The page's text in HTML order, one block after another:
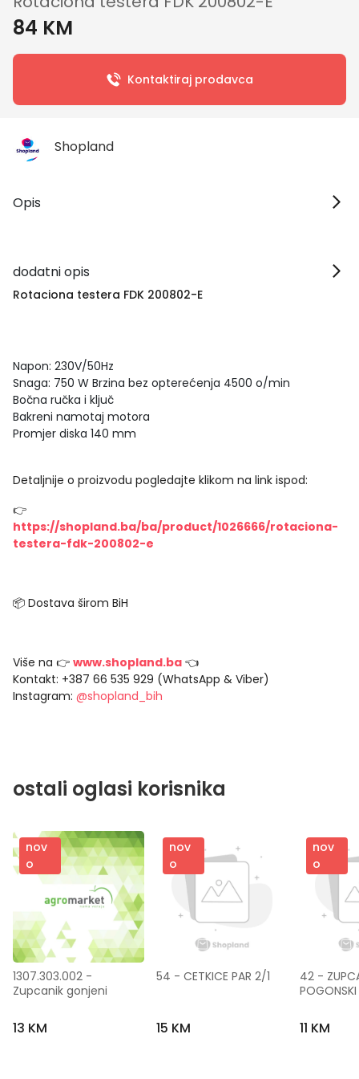
84 KM
Kontaktiraj prodavca
Shopland
Opis
dodatni opis
Rotaciona testera FDK 200802-E
Napon: 230V/50Hz
Snaga: 750 W Brzina bez opterećenja 4500 o/min
Bočna ručka i ključ
Bakreni namotaj motora
Promjer diska 140 mm
Detaljnije o proizvodu pogledajte klikom na link ispod:
👉
https://shopland.ba/ba/product/1026666/rotaciona-
testera-fdk-200802-e
📦 Dostava širom BiH
Više na 👉 www.shopland.ba 👈
Kontakt: +387 66 535 929 (WhatsApp & Viber)
Instagram: @shopland_bih
ostali oglasi korisnika
nov
o
1307.303.002 -
Zupcanik gonjeni
13 KM
nov
o
54 - CETKICE PAR 2/1
15 KM
nov
o
42 -
POGONSKI
11 KM